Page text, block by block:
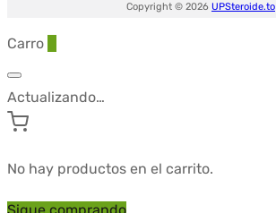
Copyright © 2026 UPSteroide.to
Carro
Actualizando…
No hay productos en el carrito.